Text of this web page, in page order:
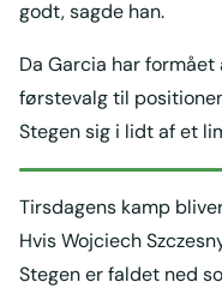
godt, sagde han.
Da Garcia har
førstevalg til
Stegen sig i lidt af et
Tirsdagens kamp
Hvis Wojciech
Stegen er faldet ned